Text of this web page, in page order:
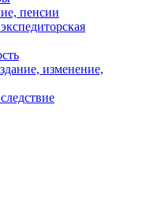
пенсии
изменение,